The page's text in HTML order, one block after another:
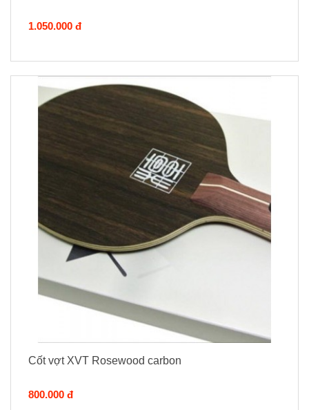
1.050.000 đ
Cốt vợt XVT Rosewood carbon
800.000 đ